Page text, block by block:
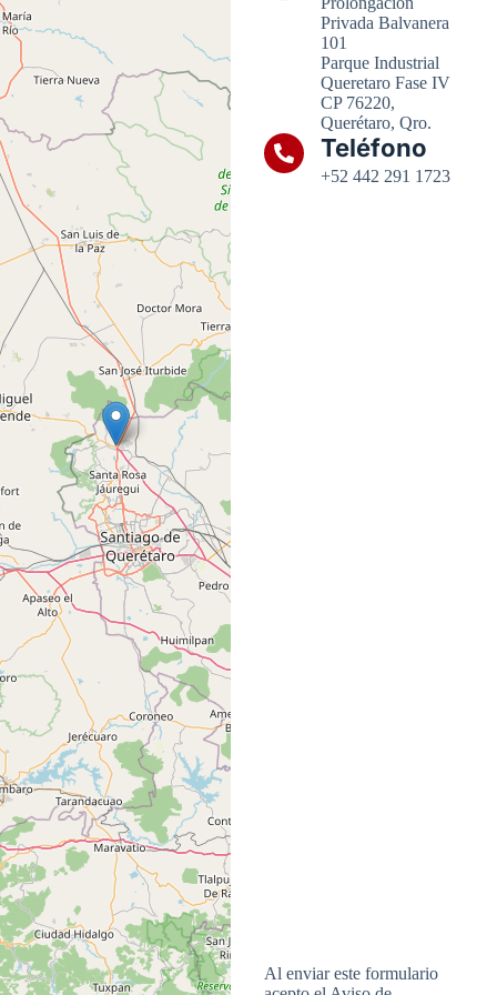
Privada Balvanera
101
Parque Industrial
Queretaro Fase IV
CP 76220,
Querétaro, Qro.
Teléfono
+52 442 291 1723
Al enviar este formulario